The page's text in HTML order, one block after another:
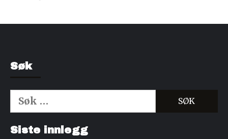
Søk
Søk
etter:
Siste innlegg